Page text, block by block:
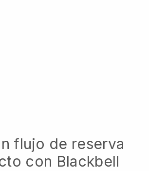
flujo de reserva
con Blackbell